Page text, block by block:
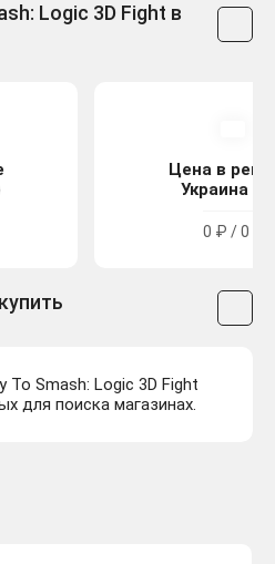
Logic 3D Fight в
Цена в
Украина
0 ₽ / 0 ₴
Smash: Logic 3D Fight
для поиска магазинах.